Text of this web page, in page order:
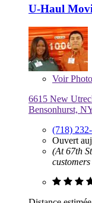
U-Haul
Voir
6615 New
Bensonhurst,
(718)
Ouvert
(At 67th